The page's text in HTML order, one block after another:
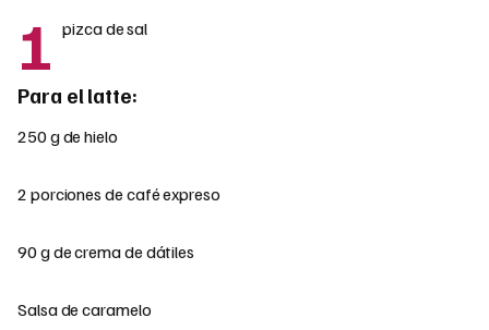
1 pizca de sal
Para el latte:
250 g de hielo
2 porciones de café expreso
90 g de crema de dátiles
Salsa de caramelo